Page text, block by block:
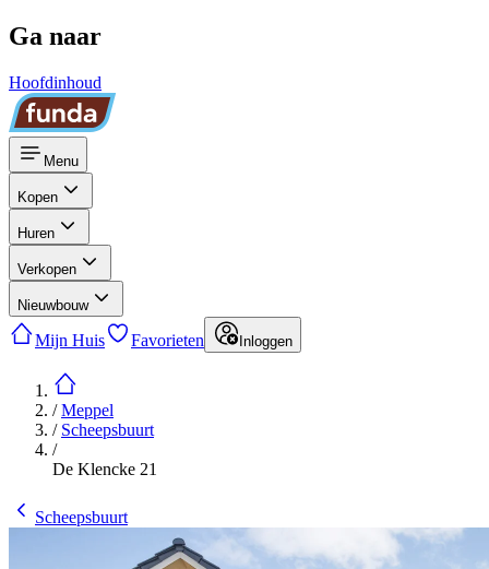
Ga naar
Hoofdinhoud
Menu
Kopen
Huren
Verkopen
Nieuwbouw
Mijn Huis Favorieten Inloggen
/Meppel
/ Scheepsbuurt
/
De Klencke 21
Scheepsbuurt